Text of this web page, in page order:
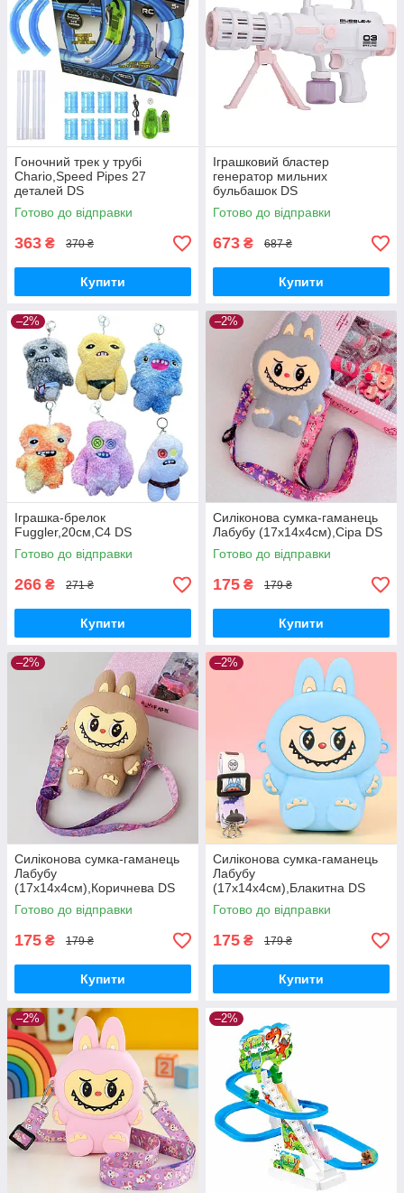
Гоночний трек у трубі
Chario,Speed Pipes 27
деталей DS
Готово до відправки
363 ₴ 370 ₴
Купити
Іграшковий бластер
генератор мильних
бульбашок DS
Готово до відправки
673 ₴ 687 ₴
Купити
–2%
Іграшка-брелок
Fuggler,20см,C4 DS
Готово до відправки
266 ₴ 271 ₴
Купити
–2%
Силіконова сумка-гаманець
Лабубу (17х14х4см),Сіра DS
Готово до відправки
175 ₴ 179 ₴
Купити
–2%
Силіконова сумка-гаманець
Лабубу
(17х14х4см),Коричнева DS
Готово до відправки
175 ₴ 179 ₴
Купити
–2%
Силіконова сумка-гаманець
Лабубу
(17х14х4см),Блакитна DS
Готово до відправки
175 ₴ 179 ₴
Купити
–2% –2%